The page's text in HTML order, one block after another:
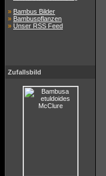
» Bambus Bilder
» Bambuspflanzen
» Unser RSS Feed
Zufallsbild